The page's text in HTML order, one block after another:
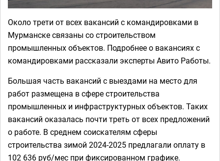
Около трети от всех вакансий с командировками в
Мурманске связаны со строительством
промышленных объектов. Подробнее о вакансиях с
командировками рассказали эксперты Авито Работы.
Большая часть вакансий с выездами на место для
работ размещена в сфере строительства
промышленных и инфраструктурных объектов. Таких
вакансий оказалась почти треть от всех предложений
о работе. В среднем соискателям сферы
строительства зимой 2024-2025 предлагали оплату в
102 636 руб/мес при фиксированном графике.